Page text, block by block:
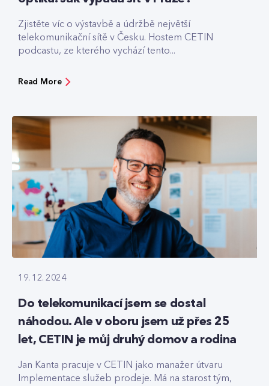
Zjistěte víc o výstavbě a údržbě největší
telekomunikační sítě v Česku. Hostem CETIN
podcastu, ze kterého vychází tento...
Read More
19. 12. 2024
Do telekomunikací jsem se dostal
náhodou. Ale v oboru jsem už přes 25
let, CETIN je můj druhý domov a rodina
Jan Kanta pracuje v CETIN jako manažer útvaru
Implementace služeb prodeje. Má na starost tým,